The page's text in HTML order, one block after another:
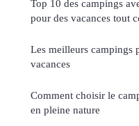
Top 10 des campings
pour des vacances tout
Les meilleurs campings
vacances
Comment choisir le
en pleine nature